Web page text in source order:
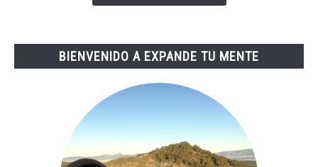
Steps
BIENVENIDO A EXPANDE TU MENTE